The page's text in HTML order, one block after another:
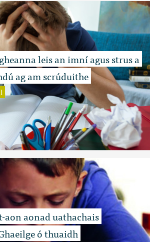
leis an imní agus strus a
ag am scrúduithe
aon aonad uathachais
ó thuaidh